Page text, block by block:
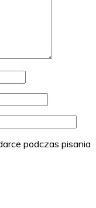
podczas pisania